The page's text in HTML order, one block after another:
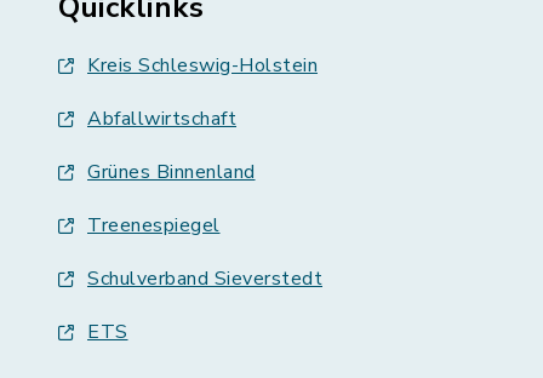
Kreis Schleswig-Holstein
Abfallwirtschaft
Grünes Binnenland
Treenespiegel
Schulverband Sieverstedt
ETS